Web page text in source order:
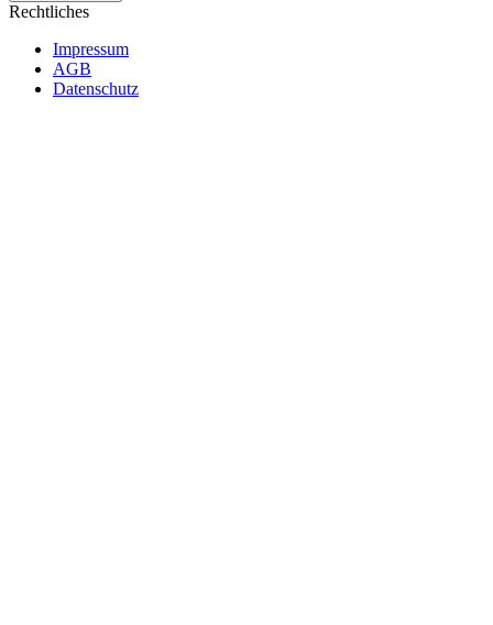
Rechtliches
Impressum
AGB
Datenschutz